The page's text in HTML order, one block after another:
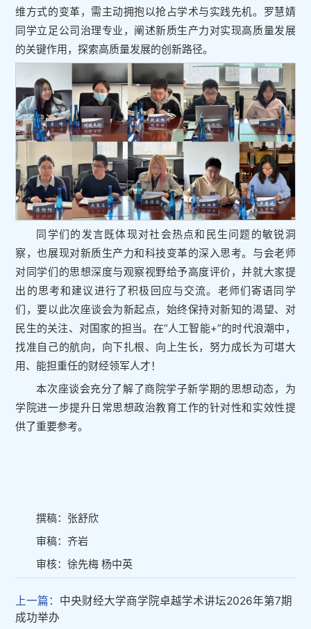
维方式的变革，需主动拥抱以抢占学术与实践先机。罗慧婧
同学立足公司治理专业，阐述新质生产力对实现高质量发展
的关键作用，探索高质量发展的创新路径。
同学们的发言既体现对社会热点和民生问题的敏锐洞
察，也展现对新质生产力和科技变革的深入思考。与会老师
对同学们的思想深度与观察视野给予高度评价，并就大家提
出的思考和建议进行了积极回应与交流。老师们寄语同学
们，要以此次座谈会为新起点，始终保持对新知的渴望、对
民生的关注、对国家的担当。在“人工智能+”的时代浪潮中，
找准自己的航向，向下扎根、向上生长，努力成长为可堪大
用、能担重任的财经领军人才！
本次座谈会充分了解了商院学子新学期的思想动态，为
学院进一步提升日常思想政治教育工作的针对性和实效性提
供了重要参考。
撰稿：张舒欣
审稿：齐岩
审核：徐先梅 杨中英
上一篇： 中央财经大学商学院卓越学术讲坛2026年第7期
成功举办